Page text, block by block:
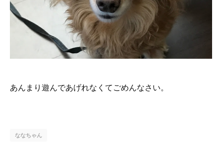
あんまり遊んであげれなくてごめんなさい。
ななちゃん